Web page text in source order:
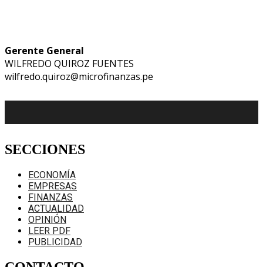
Gerente General
WILFREDO QUIROZ FUENTES
wilfredo.quiroz@microfinanzas.pe
SECCIONES
ECONOMÍA
EMPRESAS
FINANZAS
ACTUALIDAD
OPINIÓN
LEER PDF
PUBLICIDAD